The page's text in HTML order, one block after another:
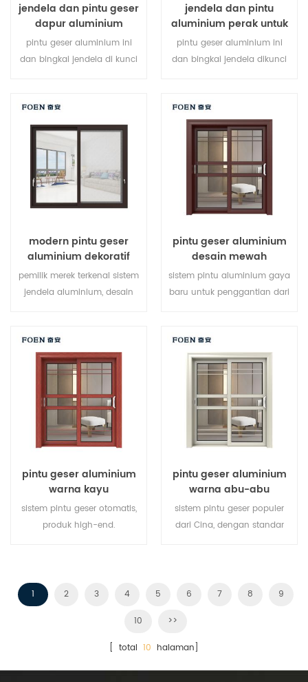
jendela dan pintu geser
dapur aluminium
pintu geser aluminium ini
dan bingkai jendela di kunci
anti-pencurian sangat baik.
jenis pintu bervariasi untuk
arsitektur yang berbeda
jendela dan pintu
aluminium perak untuk
rumah
pintu geser aluminium ini
dan bingkai jendela dikunci
anti-pencurian sangat baik.
berbagai jenis pintu untuk
memenuhi berbagai
kebutuhan arsitektur.
modern pintu geser
aluminium dekoratif
luar ruangan
pemilik merek terkenal sistem
jendela aluminium, desain
pintu geser aluminium
desain mewah
sistem pintu aluminium gaya
baru untuk penggantian dari
pintu geser aluminium
warna kayu
sistem pintu geser otomatis,
produk high-end.
pintu geser aluminium
warna abu-abu
sistem pintu geser populer
dari Cina, dengan standar
1
2 3 4 5 6 7 8 9
10 >>
[ total 10 halaman]